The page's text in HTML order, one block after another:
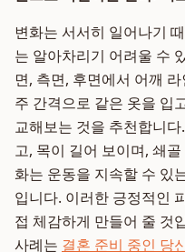
변화는 서서히 일어나기
는 알아차리기 어려울 수
면, 측면, 후면에서 어깨
주 간격으로 같은 옷을 입
교해보는 것을 추천합니
고, 목이 길어 보이며, 쇄
화는 운동을 지속할 수 있
입니다. 이러한 긍정적인
접 체감하게 만들어 줄 것
사례는 결혼 준비 중인 당